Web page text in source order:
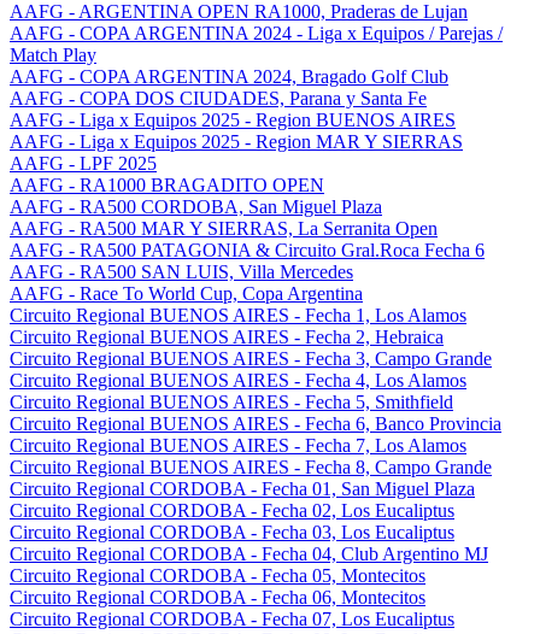
AAFG - ARGENTINA OPEN RA1000, Praderas de Lujan
AAFG - COPA ARGENTINA 2024 - Liga x Equipos / Parejas /
Match Play
AAFG - COPA ARGENTINA 2024, Bragado Golf Club
AAFG - COPA DOS CIUDADES, Parana y Santa Fe
AAFG - Liga x Equipos 2025 - Region BUENOS AIRES
AAFG - Liga x Equipos 2025 - Region MAR Y SIERRAS
AAFG - LPF 2025
AAFG - RA1000 BRAGADITO OPEN
AAFG - RA500 CORDOBA, San Miguel Plaza
AAFG - RA500 MAR Y SIERRAS, La Serranita Open
AAFG - RA500 PATAGONIA & Circuito Gral.Roca Fecha 6
AAFG - RA500 SAN LUIS, Villa Mercedes
AAFG - Race To World Cup, Copa Argentina
Circuito Regional BUENOS AIRES - Fecha 1, Los Alamos
Circuito Regional BUENOS AIRES - Fecha 2, Hebraica
Circuito Regional BUENOS AIRES - Fecha 3, Campo Grande
Circuito Regional BUENOS AIRES - Fecha 4, Los Alamos
Circuito Regional BUENOS AIRES - Fecha 5, Smithfield
Circuito Regional BUENOS AIRES - Fecha 6, Banco Provincia
Circuito Regional BUENOS AIRES - Fecha 7, Los Alamos
Circuito Regional BUENOS AIRES - Fecha 8, Campo Grande
Circuito Regional CORDOBA - Fecha 01, San Miguel Plaza
Circuito Regional CORDOBA - Fecha 02, Los Eucaliptus
Circuito Regional CORDOBA - Fecha 03, Los Eucaliptus
Circuito Regional CORDOBA - Fecha 04, Club Argentino MJ
Circuito Regional CORDOBA - Fecha 05, Montecitos
Circuito Regional CORDOBA - Fecha 06, Montecitos
Circuito Regional CORDOBA - Fecha 07, Los Eucaliptus